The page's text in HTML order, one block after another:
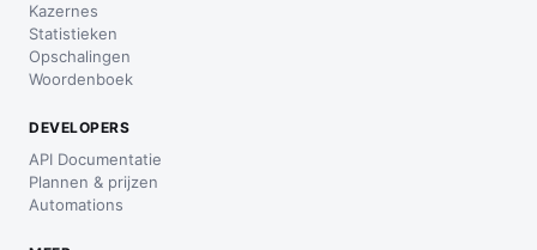
Kazernes
Statistieken
Opschalingen
Woordenboek
DEVELOPERS
API Documentatie
Plannen & prijzen
Automations